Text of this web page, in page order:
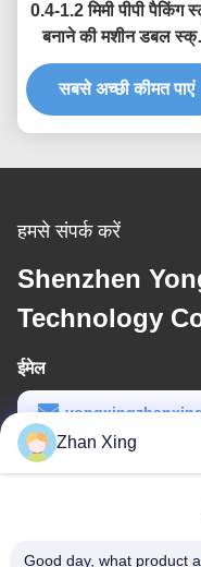
0.4-1.2 मिमी पीपी पैकिंग
बनाने की मशीन डबल
एक्सट्रूज़न उत्पादन
सबसे अच्छी कीमत पाएं
हमसे संपर्क करें
Shenzhen
Technology
ईमेल
कार्य समय
Zhan Xing
Good day, what product